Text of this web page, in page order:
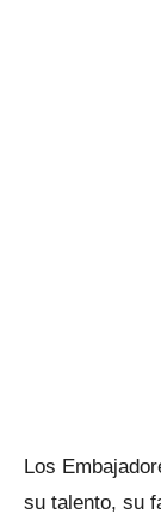
Los
su talento, su